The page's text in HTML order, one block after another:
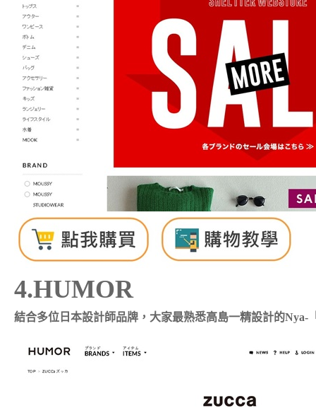
4.HUMOR
結合多位日本設計師品牌，大家最熟悉高島一精設計的Nya-